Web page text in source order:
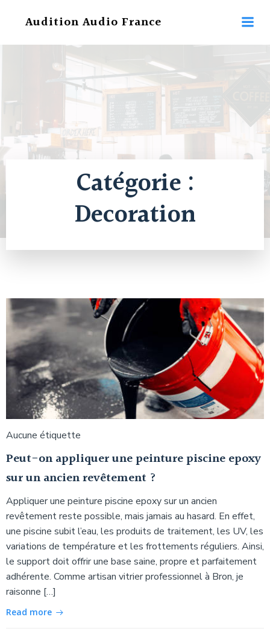
au
Audition Audio France
Catégorie :
Decoration
Aucune étiquette
Peut-on appliquer une peinture piscine epoxy
sur un ancien revêtement ?
Appliquer une peinture piscine epoxy sur un ancien
revêtement reste possible, mais jamais au hasard. En effet,
une piscine subit l’eau, les produits de traitement, les UV, les
variations de température et les frottements réguliers. Ainsi,
le support doit offrir une base saine, propre et parfaitement
adhérente. Comme artisan vitrier professionnel à Bron, je
raisonne […]
Read more